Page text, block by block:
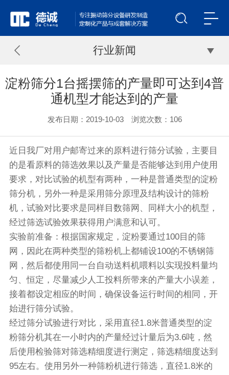
行业新闻
淀粉筛分1台摇摆筛的产量即可达到4普
通机型才能达到的产量
发布日期：2019-10-03 浏览次数： 106
近日我厂对用户邮寄过来的原料进行筛分试验，主要目
的是看原料的筛选效果以及产量是否能够达到用户使用
要求，对比试验的机型有两种，一种是普通类型的淀粉
筛分机，另外一种是采用筛分原理及结构设计的筛粉
机，试验对比要求是同样目数筛网、同样大小的机型，
经过筛选试验效果获得用户满意和认可。
实验前准备：根据国家规定，淀粉要通过100目的筛
网，因此在两种类型的筛粉机上都铺设100的不锈钢筛
网，然后都使用同一台自动送料机喂料以实现投料量均
匀、恒定，尽量减少人工投料所带来的产量大小误差，
接着都设定相应的时间，确保设备运行时间的相同，开
始进行筛分试验。
经过筛分试验进行对比，采用直径1.8米普通类型的淀
粉筛分机其在一小时内的产量经过计量后为3.6吨，然
后使用检验筛对筛选精细度进行测定，筛选精细度达到
95左右。使用另外一种筛粉机进行筛选，直径1.8米的